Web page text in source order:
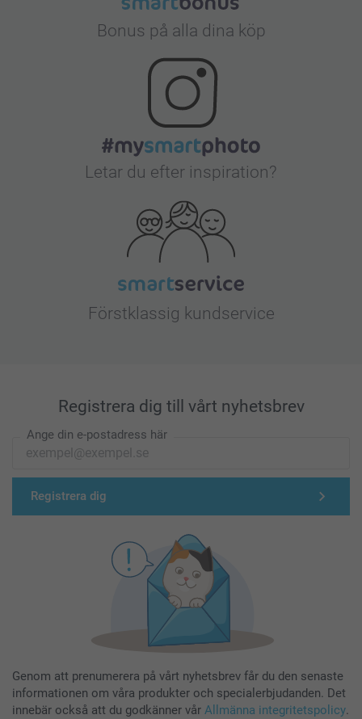
Bonus på alla dina köp
Letar du efter inspiration?
Förstklassig kundservice
Registrera dig till vårt nyhetsbrev
Ange din e-postadress här
Registrera dig
Genom att prenumerera på vårt nyhetsbrev får du den senaste
informationen om våra produkter och specialerbjudanden. Det
innebär också att du godkänner vår Allmänna integritetspolicy.